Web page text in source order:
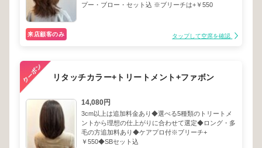
プー・ブロー・セット込 ※ブリーチは+￥550
来店顧客のみ タップして空席を確認
リタッチカラー+トリートメント+ファボン
14,080円
3cm以上は追加料金あり◆選べる5種類のトリートメ
ントから理想の仕上がりに合わせて選定◆ロング・多
毛の方追加料あり◆ケアプロ付※ブリーチ+
￥550◆SBセット込